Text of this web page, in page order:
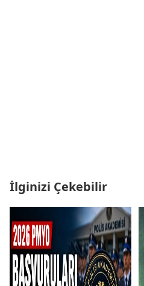
İlginizi Çekebilir